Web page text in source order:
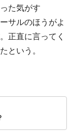
た気がす
サルのほうがよ
正直に言ってく
という。